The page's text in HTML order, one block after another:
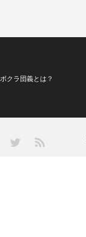
ボクラ団義とは？
Twitter